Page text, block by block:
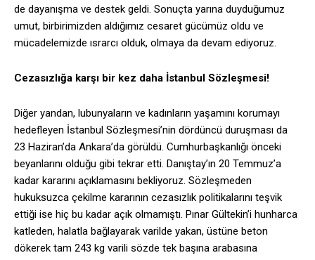
de dayanışma ve destek geldi. Sonuçta yarına duyduğumuz
umut, birbirimizden aldığımız cesaret gücümüz oldu ve
mücadelemizde ısrarcı olduk, olmaya da devam ediyoruz.
Cezasızlığa karşı bir kez daha İstanbul Sözleşmesi!
Diğer yandan, lubunyaların ve kadınların yaşamını korumayı
hedefleyen İstanbul Sözleşmesi’nin dördüncü duruşması da
23 Haziran’da Ankara’da görüldü. Cumhurbaşkanlığı önceki
beyanlarını olduğu gibi tekrar etti. Danıştay’ın 20 Temmuz’a
kadar kararını açıklamasını bekliyoruz. Sözleşmeden
hukuksuzca çekilme kararının cezasızlık politikalarını teşvik
ettiği ise hiç bu kadar açık olmamıştı. Pınar Gültekin’i hunharca
katleden, halatla bağlayarak varilde yakan, üstüne beton
dökerek tam 243 kg varili sözde tek başına arabasına